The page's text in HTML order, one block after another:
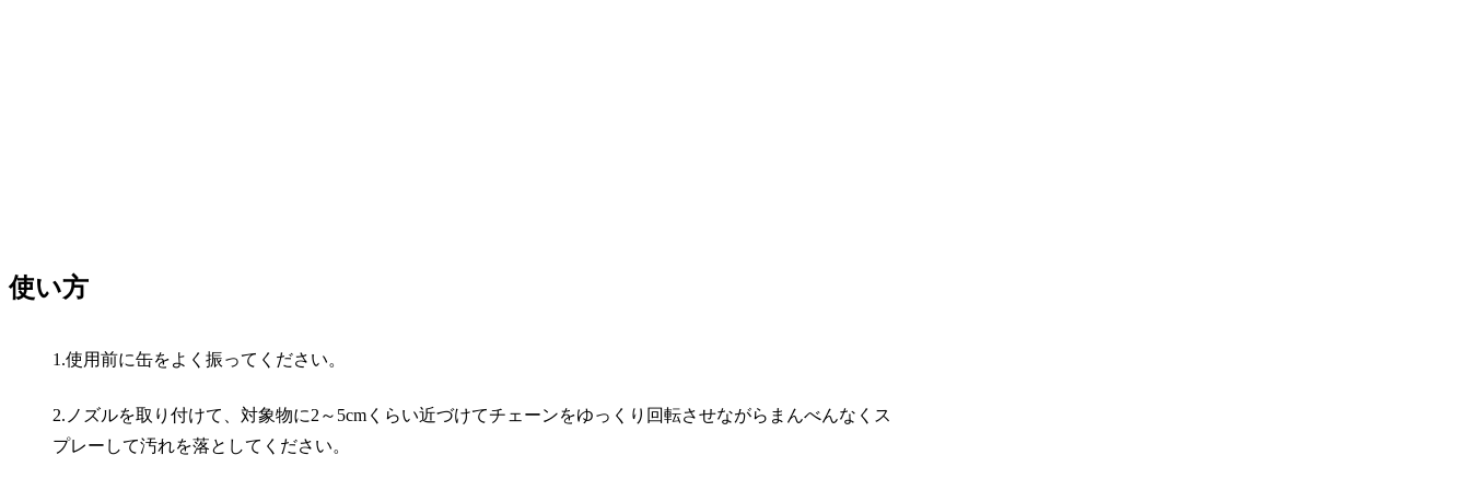
使い方
1.使用前に缶をよく振ってください。
2.ノズルを取り付けて、対象物に2～5cmくらい近づけてチェーンをゆっくり回転させながらまんべんなくス
プレーして汚れを落としてください。